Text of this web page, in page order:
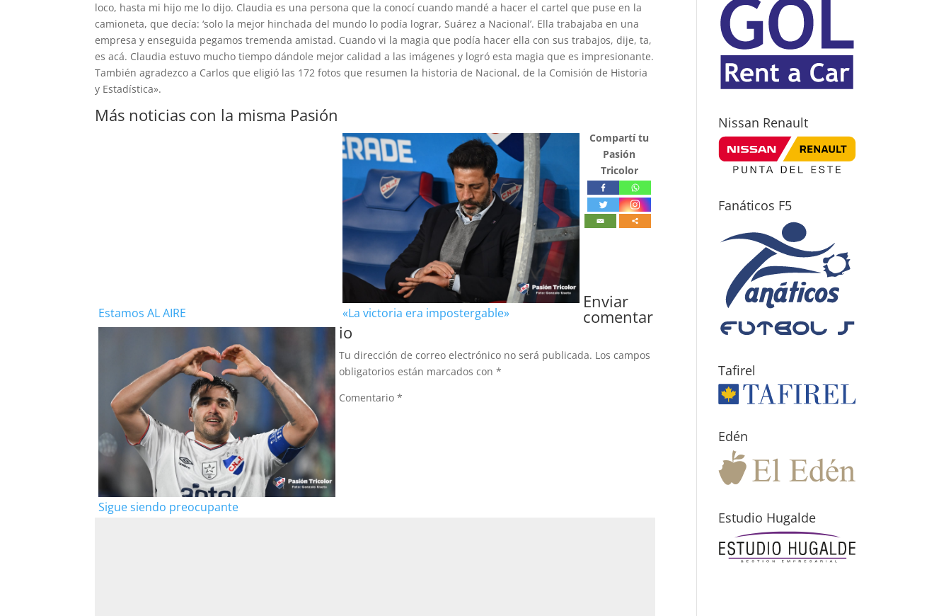
loco, hasta mi hijo me lo dijo. Claudia es una persona que la conocí cuando mandé a hacer el cartel que puse en la
camioneta, que decía: ‘solo la mejor hinchada del mundo lo podía lograr, Suárez a Nacional’. Ella trabajaba en una
empresa y enseguida pegamos tremenda amistad. Cuando vi la magia que podía hacer ella con sus trabajos, dije, ta,
es acá. Claudia estuvo mucho tiempo dándole mejor calidad a las imágenes y logró esta magia que es impresionante.
También agradezco a Carlos que eligió las 172 fotos que resumen la historia de Nacional, de la Comisión de Historia
y Estadística».
Más noticias con la misma Pasión
Estamos AL AIRE «La victoria era impostergable»
Sigue siendo preocupante
Compartí tu
Pasión
Tricolor
Enviar
comentar
io
Tu dirección de correo electrónico no será publicada. Los campos
obligatorios están marcados con*
Comentario*
Nissan Renault
Fanáticos F5
Tafirel
Edén
Estudio Hugalde